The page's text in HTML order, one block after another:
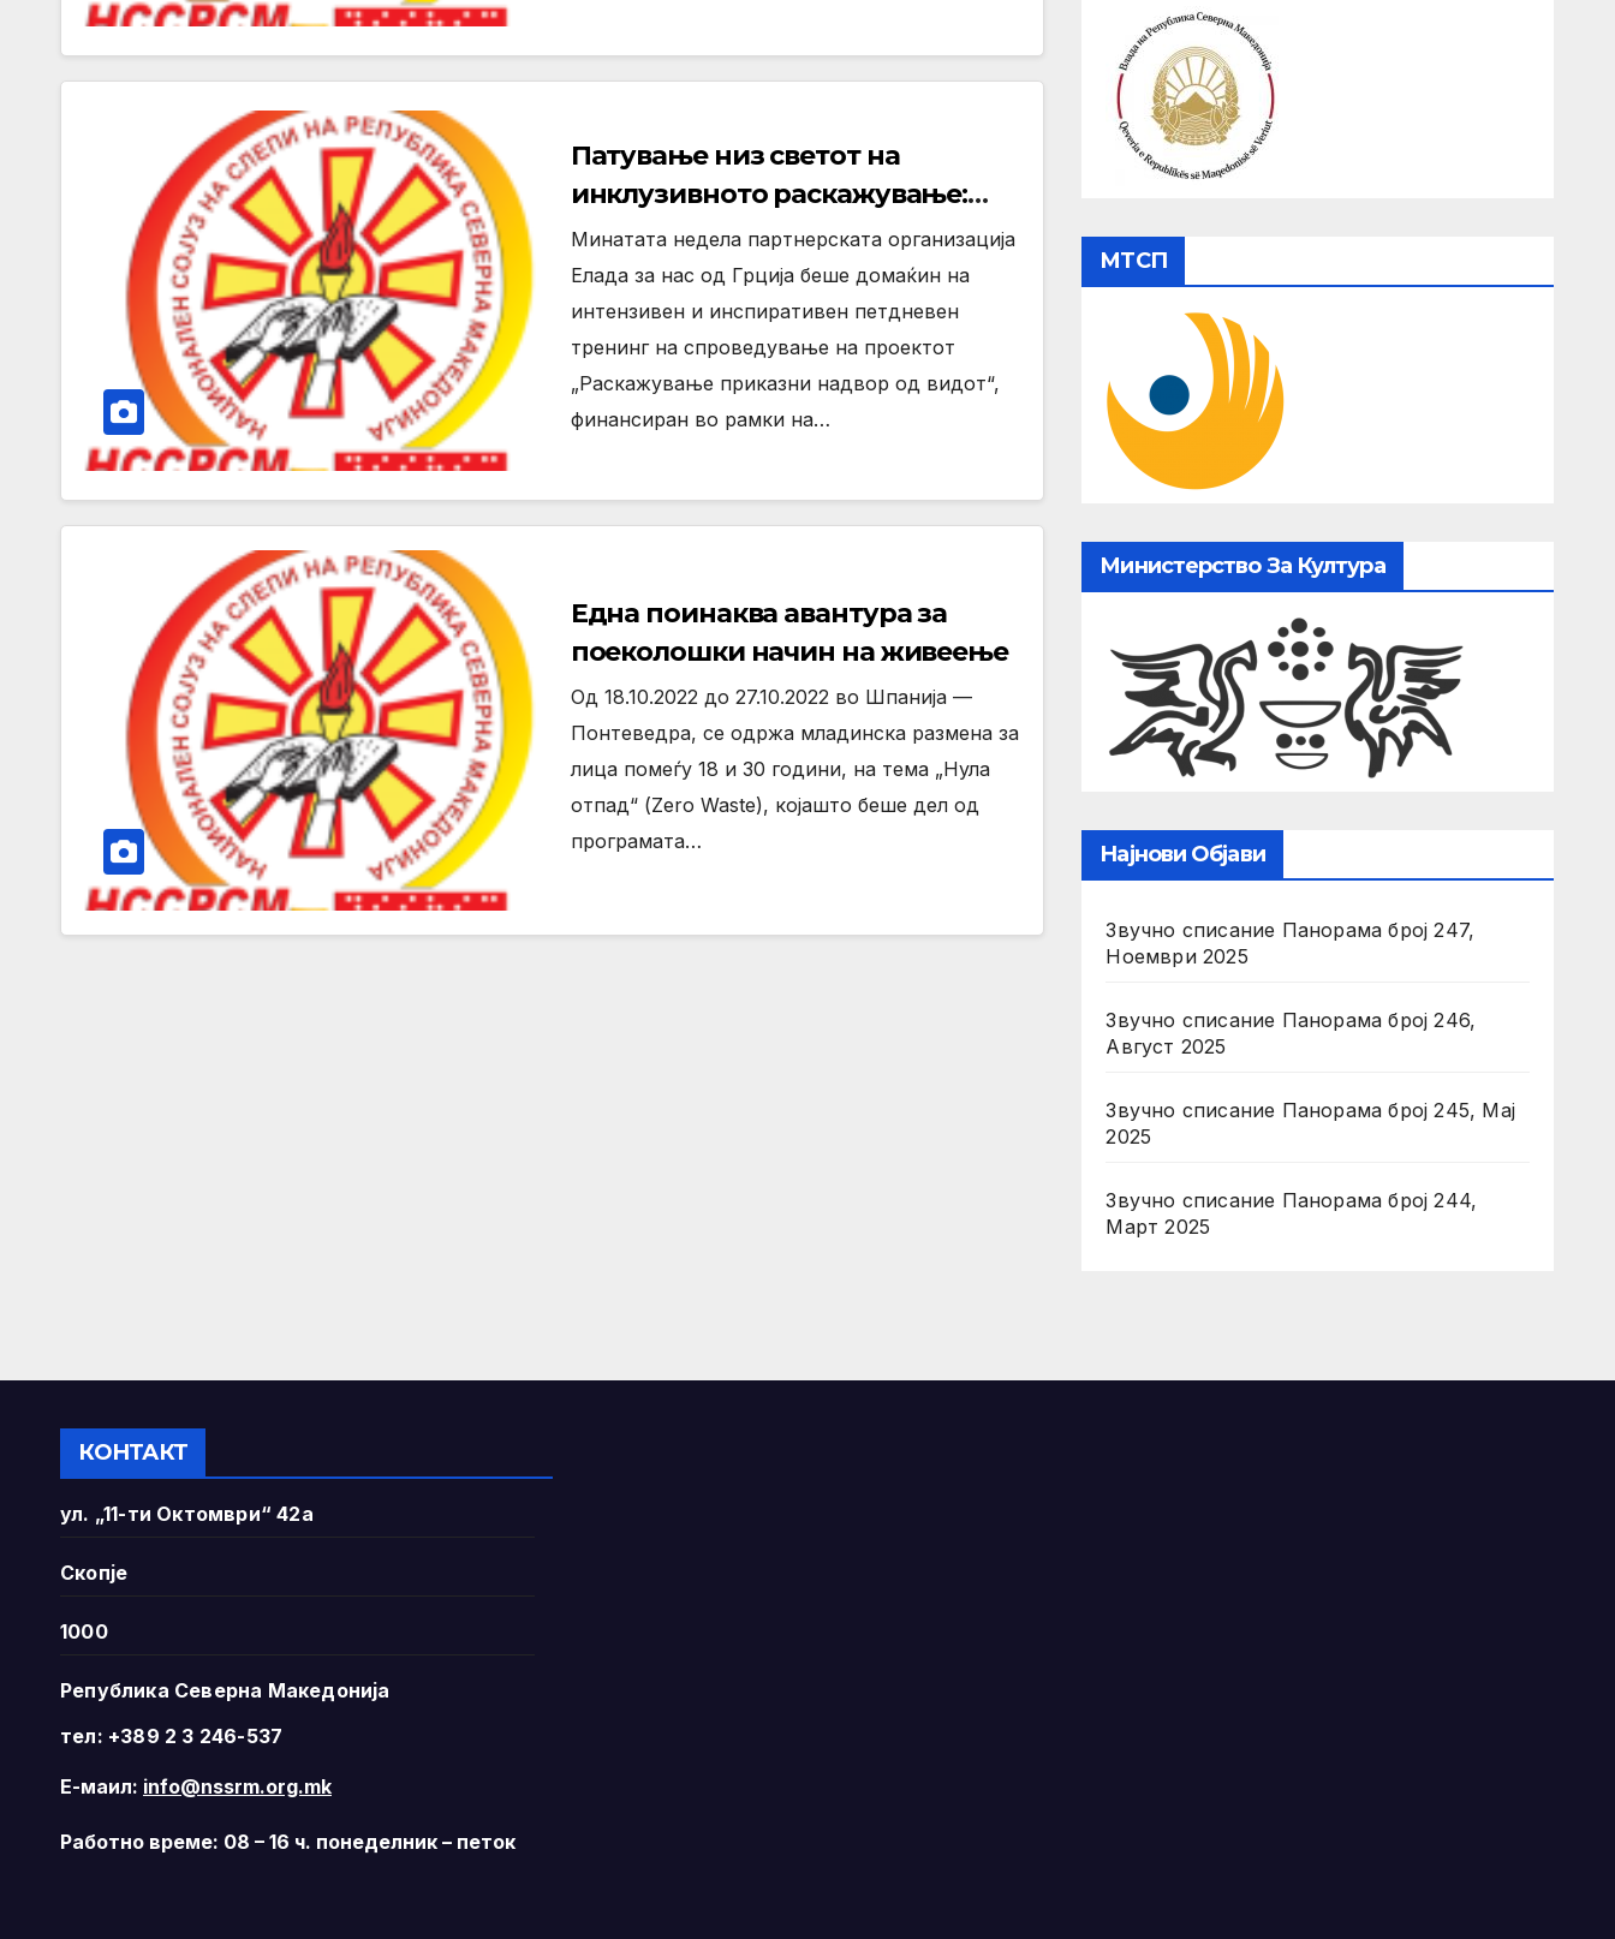
Патување низ светот на
инклузивното раскажување:
Рефлексија од тренингот
организиран во рамки на
проектот Раскажување
приказни надвор од видот
Минатата недела партнерската организација
Елада за нас од Грција беше домаќин на
интензивен и инспиративен петдневен
тренинг на спроведување на проектот
„Раскажување приказни надвор од видот“,
финансиран во рамки на…
Една поинаква авантура за
поеколошки начин на живеење
Од 18.10.2022 до 27.10.2022 во Шпанија —
Понтеведра, се одржа младинска размена за
лица помеѓу 18 и 30 години, на тема „Нула
отпад“ (Zero Waste), којашто беше дел од
програмата…
МТСП
Министерство За Култура
Најнови Објави
Звучно списание Панорама број 247,
Ноември 2025
Звучно списание Панорама број 246,
Август 2025
Звучно списание Панорама број 245, Мај
2025
Звучно списание Панорама број 244,
Март 2025
КОНТАКТ
ул. „11-ти Октомври“ 42а
Скопје
1000
Република Северна Македонија
тел: +389 2 3 246-537
Е-маил: info@nssrm.org.mk
Работно време: 08 – 16 ч. понеделник – петок